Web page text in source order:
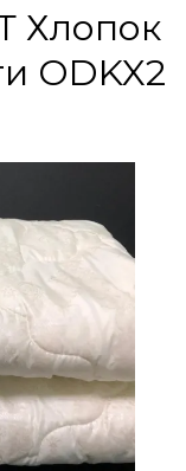
Хлопок
ODKX2